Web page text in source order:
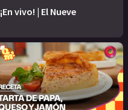
¡En vivo! | El Nueve